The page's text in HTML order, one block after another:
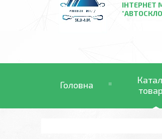
ІНТЕРНЕТ
Головна